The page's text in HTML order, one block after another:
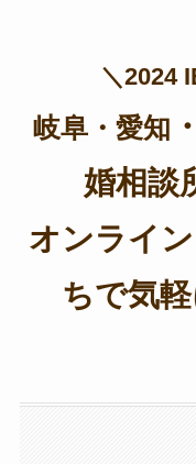
＼2024
岐阜・愛知
婚相談
オンライ
ちで気